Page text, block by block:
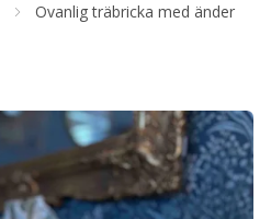
Ovanlig träbricka med änder